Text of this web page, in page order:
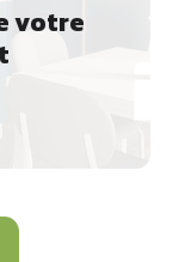
votre